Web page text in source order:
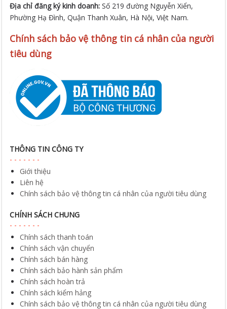
Địa chỉ đăng ký kinh doanh:Số 219 đường Nguyễn Xiển,
Phường Hạ Đình, Quận Thanh Xuân, Hà Nội, Việt Nam.
Chính sách bảo vệ thông tin cá nhân của người
tiêu dùng
THÔNG TIN CÔNG TY
Giới thiệu
Liên hệ
Chính sách bảo vệ thông tin cá nhân của người tiêu dùng
CHÍNH SÁCH CHUNG
Chính sách thanh toán
Chính sách vận chuyển
Chính sách bán hàng
Chính sách bảo hành sản phẩm
Chính sách hoàn trả
Chính sách kiểm hảng
Chính sách bảo vệ thông tin cá nhân của người tiêu dùng